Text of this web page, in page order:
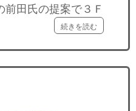
前田氏の提案で３Ｆ
続きを読む